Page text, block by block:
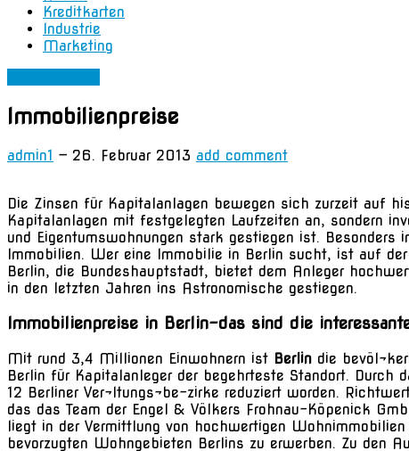
Kreditkarten
Industrie
Marketing
Immobilienpreise
admin1 — 26. Februar 2013 add comment
Die Zinsen für Kapitalanlagen bewegen sich zurzeit auf
Kapitalanlagen mit festgelegten Laufzeiten an, sondern
und Eigentumswohnungen stark gestiegen ist.
Immobilien. Wer eine Immobilie in Berlin sucht, ist auf
Berlin, die Bundeshauptstadt, bietet dem Anleger
in den letzten Jahren ins Astronomische gestiegen.
Immobilienpreise in Berlin-das sind die
Mit rund 3,4 Millionen Einwohnern ist Berlin die
Berlin für Kapitalanleger der begehrteste Standort.
12 Berliner Ver¬ltungs¬be-zirke reduziert worden.
das das Team der Engel & Völkers Frohnau-Köpenick
liegt in der Vermittlung von hochwertigen
bevorzugten Wohngebieten Berlins zu erwerben. Zu den